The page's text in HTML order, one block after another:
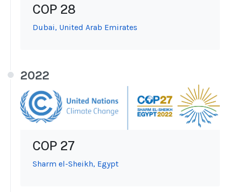
COP 28
Dubai, United Arab Emirates
2022
COP 27
Sharm el-Sheikh, Egypt